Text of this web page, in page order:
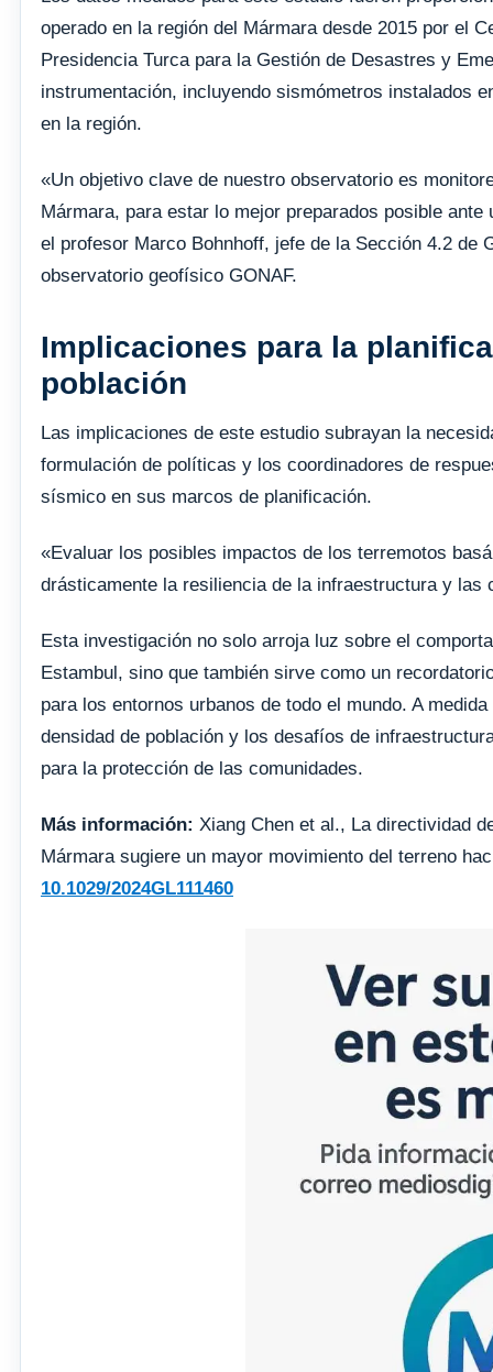
operado en la región del Mármara desde 2015 por el
Presidencia Turca para la Gestión de Desastres y
instrumentación, incluyendo sismómetros instalados
en la región.
«Un objetivo clave de nuestro observatorio es
Mármara, para estar lo mejor preparados posible
el profesor Marco Bohnhoff, jefe de la Sección 4.2
observatorio geofísico GONAF.
Implicaciones para la
población
Las implicaciones de este estudio subrayan la
formulación de políticas y los coordinadores de
sísmico en sus marcos de planificación.
«Evaluar los posibles impactos de los terremotos
drásticamente la resiliencia de la infraestructura y
Esta investigación no solo arroja luz sobre el
Estambul, sino que también sirve como un
para los entornos urbanos de todo el mundo. A
densidad de población y los desafíos de
para la protección de las comunidades.
Más información: Xiang Chen et al., La directividad
Mármara sugiere un mayor movimiento del terreno
10.1029/2024GL111460